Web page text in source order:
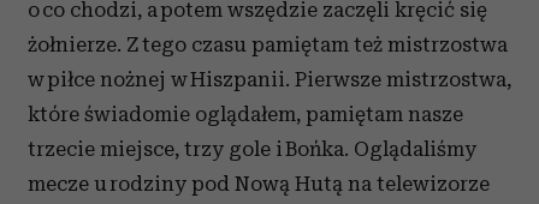
o co chodzi, a potem wszędzie zaczęli kręcić się
żołnierze. Z tego czasu pamiętam też mistrzostwa
w piłce nożnej w Hiszpanii. Pierwsze mistrzostwa,
które świadomie oglądałem, pamiętam nasze
trzecie miejsce, trzy gole i Bońka. Oglądaliśmy
mecze u rodziny pod Nową Hutą na telewizorze